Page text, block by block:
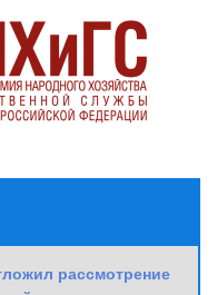
рассмотрение